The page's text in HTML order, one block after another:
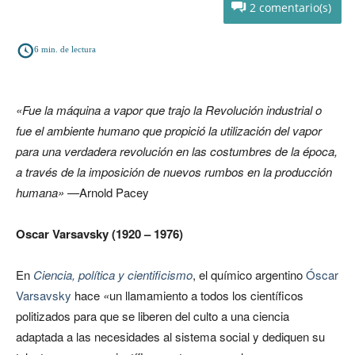
2
6 min. de lectura
«Fue la máquina a vapor que trajo la Revolución industrial o
fue el ambiente humano que propició la utilización del vapor
para una verdadera revolución en las costumbres de la época,
a través de la imposición de nuevos rumbos en la producción
humana» —Arnold Pacey
Oscar Varsavsky (1920 – 1976)
En Ciencia, política y cientificismo, el químico argentinoÓscar
Varsavsky hace «un llamamiento a todos los científicos
politizados para que se liberen del culto a una ciencia
adaptada a las necesidades al sistema social y dediquen su